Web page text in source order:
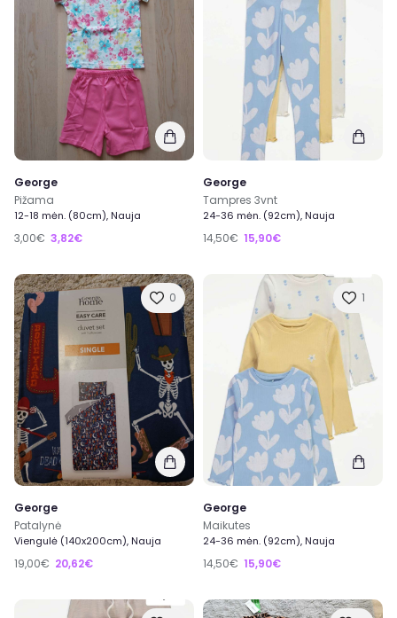
George
Pižama
12-18 mėn. (80cm), Nauja
3,00€ 3,82€
George
Tampres 3vnt
24-36 mėn. (92cm), Nauja
14,50€ 15,90€
0
George
Patalynė
Viengulė (140x200cm), Nauja
19,00€ 20,62€
1
George
Maikutes
24-36 mėn. (92cm), Nauja
14,50€ 15,90€